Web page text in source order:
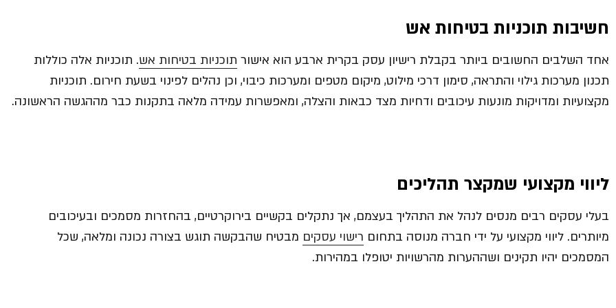
חשיבות תוכניות בטיחות אש
אחד השלבים החשובים ביותר בקבלת רישיון עסק בקרית ארבע הוא אישור תוכניות בטיחות אש. תוכניות אלה כוללות
תכנון מערכות גילוי והתראה, סימון דרכי מילוט, מיקום מטפים ומערכות כיבוי, וכן נהלים לפינוי בשעת חירום. תוכניות
מקצועיות ומדויקות מונעות עיכובים ודחיות מצד כבאות והצלה, ומאפשרות עמידה מלאה בתקנות כבר מההגשה הראשונה.
ליווי מקצועי שמקצר תהליכים
בעלי עסקים רבים מנסים לנהל את התהליך בעצמם, אך נתקלים בקשיים בירוקרטיים, בהחזרות מסמכים ובעיכובים
מיותרים. ליווי מקצועי על ידי חברה מנוסה בתחום רישוי עסקים מבטיח שהבקשה תוגש בצורה נכונה ומלאה, שכל
המסמכים יהיו תקינים ושההערות מהרשויות יטופלו במהירות.